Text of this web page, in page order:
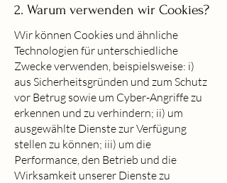
2. Warum verwenden wir Cookies?
Wir können Cookies und ähnliche
Technologien für unterschiedliche
Zwecke verwenden, beispielsweise: i)
aus Sicherheitsgründen und zum Schutz
vor Betrug sowie um Cyber-Angriffe zu
erkennen und zu verhindern; ii) um
ausgewählte Dienste zur Verfügung
stellen zu können; iii) um die
Performance, den Betrieb und die
Wirksamkeit unserer Dienste zu